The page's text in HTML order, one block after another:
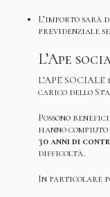
L’importo
previdenziale
L’Ape
L’APE SOCIALE
carico dello
Possono
hanno compiuto
30 anni di
difficoltà.
In particolare